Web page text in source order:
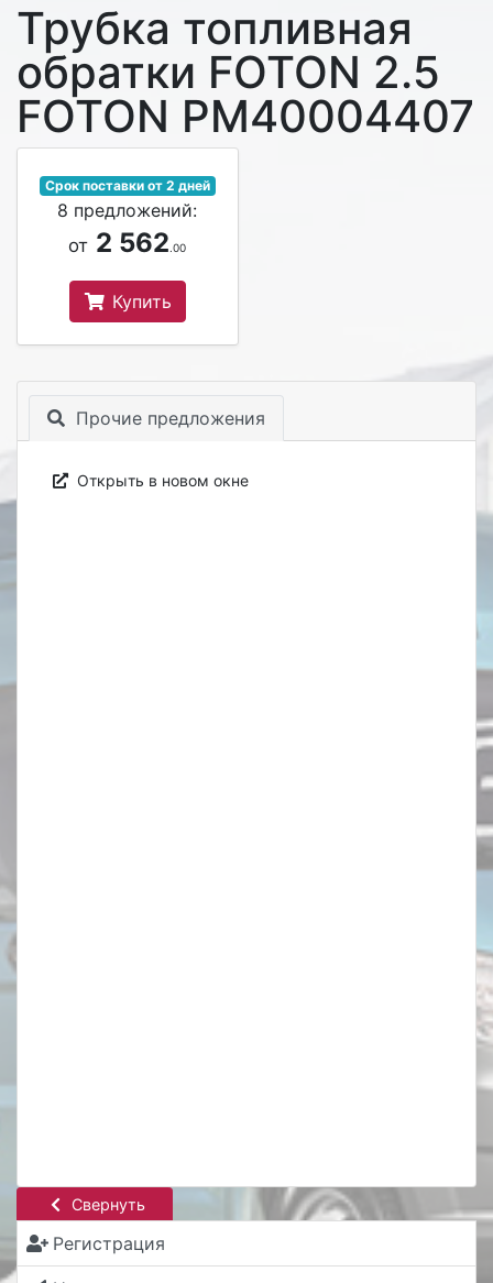
Свернуть
Регистрация
Трубка топливная
обратки FOTON 2.5
FOTON PM40004407
Срок поставки от 2 дней
8 предложений:
от 2 562.00
Купить
Прочие предложения
Открыть в новом окне